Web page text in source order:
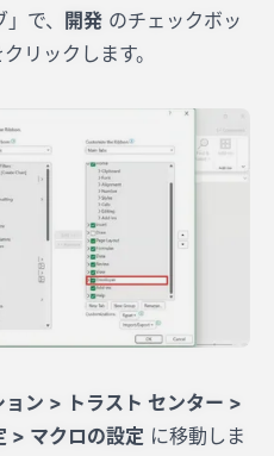
で、 開発 のチェックボッ
クリックします。
ン > トラスト センター >
> マクロの設定 に移動しま